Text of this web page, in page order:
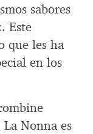
sabores
Este
que les ha
en los
Nonna es